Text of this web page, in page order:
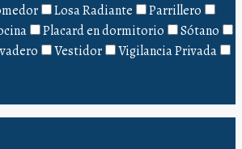
Losa Radiante
Parrillero
Placard en dormitorio
Sótano
Vestidor
Vigilancia Privada